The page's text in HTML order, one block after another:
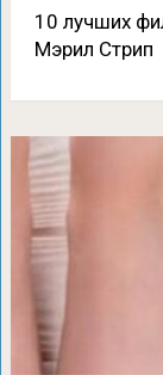
10 лучших
Мэрил Стрип